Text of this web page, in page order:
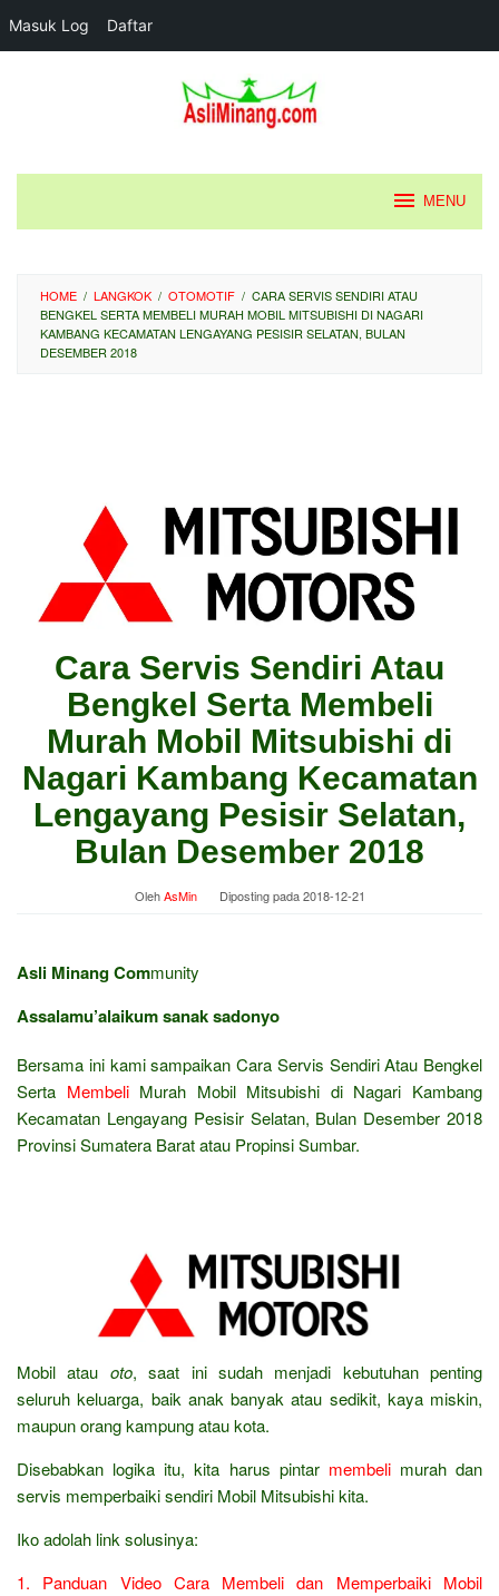
Masuk Log Daftar
MENU
HOME / LANGKOK / OTOMOTIF / CARA SERVIS SENDIRI ATAU
BENGKEL SERTA MEMBELI MURAH MOBIL MITSUBISHI DI NAGARI
KAMBANG KECAMATAN LENGAYANG PESISIR SELATAN, BULAN
DESEMBER 2018
Cara Servis Sendiri Atau
Bengkel Serta Membeli
Murah Mobil Mitsubishi di
Nagari Kambang Kecamatan
Lengayang Pesisir Selatan,
Bulan Desember 2018
OlehAsMin Diposting pada2018-12-21
Asli Minang Community
Assalamu’alaikum sanak sadonyo
Bersama ini kami sampaikan Cara Servis Sendiri Atau Bengkel
Serta MembeliMurah Mobil Mitsubishi di Nagari Kambang
Kecamatan Lengayang Pesisir Selatan, Bulan Desember 2018
Provinsi Sumatera Barat atau Propinsi Sumbar.
Mobil atau oto, saat ini sudah menjadi kebutuhan penting
seluruh keluarga, baik anak banyak atau sedikit, kaya miskin,
maupun orang kampung atau kota.
Disebabkan logika itu, kita harus pintar membelimurah dan
servis memperbaiki sendiri Mobil Mitsubishi kita.
Iko adolah link solusinya:
1. Panduan Video Cara Membeli dan Memperbaiki Mobil